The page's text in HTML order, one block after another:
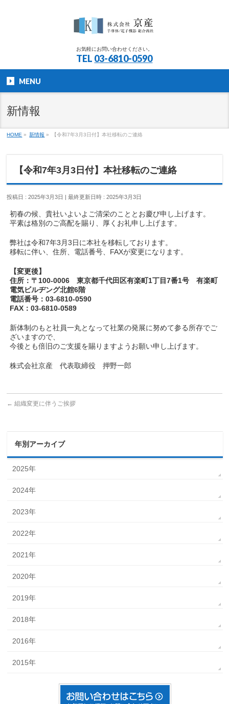
お気軽にお問い合わせください。
TEL 03-6810-0590
MENU
新情報
HOME » 新情報 » 【令和7年3月3日付】本社移転のご連絡
【令和7年3月3日付】本社移転のご連絡
投稿日 : 2025年3月3日 最終更新日時 : 2025年3月3日
初春の候、貴社いよいよご清栄のこととお慶び申し上げます。
平素は格別のご高配を賜り、厚くお礼申し上げます。
弊社は令和7年3月3日に本社を移転しております。
移転に伴い、住所、電話番号、FAXが変更になります。
【変更後】
住所：〒100-0006 東京都千代田区有楽町1丁目7番1号 有楽町
電気ビルヂング北館6階
電話番号：03-6810-0590
FAX：03-6810-0589
新体制のもと社員一丸となって社業の発展に努めて参る所存でご
ざいますので、
今後とも倍旧のご支援を賜りますようお願い申し上げます。
株式会社京産 代表取締役 押野一郎
← 組織変更に伴うご挨拶
年別アーカイブ
2025年
2024年
2023年
2022年
2021年
2020年
2019年
2018年
2016年
2015年